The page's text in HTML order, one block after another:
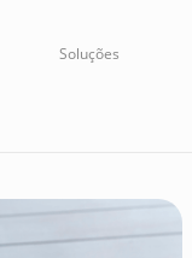
Soluções